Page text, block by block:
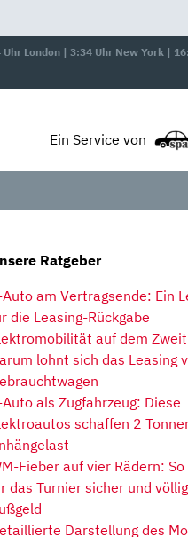
London | 3:34 Uhr New York |
Ein Service von
Ratgeber
Auto am Vertragsende: Ein
die Leasing-Rückgabe
auf dem
lohnt sich das Leasing
Auto als Zugfahrzeug: Diese
schaffen 2
Fieber auf vier Rädern:
das Turnier sicher und
Darstellung des